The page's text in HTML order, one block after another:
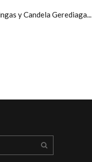
y Candela Gerediaga...